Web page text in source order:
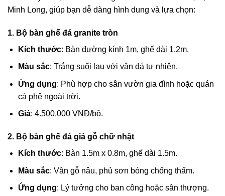
Minh Long, giúp bạn dễ dàng hình dung và lựa chọn:
1. Bộ bàn ghế đá granite tròn
Kích thước: Bàn đường kính 1m, ghế dài 1.2m.
Màu sắc: Trắng suối lau với vân đá tự nhiên.
Ứng dụng: Phù hợp cho sân vườn gia đình hoặc quán
cà phê ngoài trời.
Giá: 4.500.000 VNĐ/bộ.
2. Bộ bàn ghế đá giả gỗ chữ nhật
Kích thước: Bàn 1.5m x 0.8m, ghế dài 1.5m.
Màu sắc: Vân gỗ nâu, phủ sơn bóng chống thấm.
Ứng dụng: Lý tưởng cho ban công hoặc sân thượng.